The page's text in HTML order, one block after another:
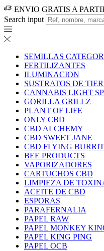
ENVIO GRATIS A
Search input
SEMILLAS
FERTILIZANTES
ILUMINACION
SUSTRATOS DE
CANNABIS LIGHT
GORILLA GRILLZ
PLANT OF LIFE
ONLY CBD
CBD ALCHEMY
CBD SWEET JANE
CBD FLYING
BEE PRODUCTS
VAPORIZADORES
CARTUCHOS CBD
LIMPIEZA DE
ACEITE DE CBD
ESPORAS
PARAFERNALIA
PAPEL RAW
PAPEL MONKEY
PAPEL KING PING
PAPEL OCB